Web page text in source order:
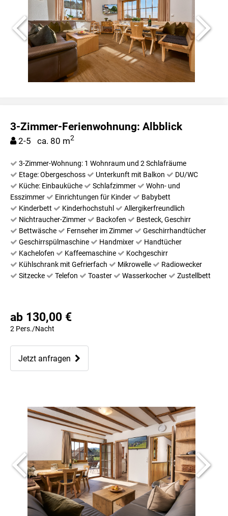
3-Zimmer-Ferienwohnung: Albblick
2-5 ca. 80 m2
3-Zimmer-Wohnung: 1 Wohnraum und 2 Schlafräume
Etage: Obergeschoss
Unterkunft mit Balkon
DU/WC
Küche: Einbauküche
Schlafzimmer
Wohn- und
Esszimmer
Einrichtungen für Kinder
Babybett
Kinderbett
Kinderhochstuhl
Allergikerfreundlich
Nichtraucher-Zimmer
Backofen
Besteck, Geschirr
Bettwäsche
Fernseher im Zimmer
Geschirrhandtücher
Geschirrspülmaschine
Handmixer
Handtücher
Kachelofen
Kaffeemaschine
Kochgeschirr
Kühlschrank mit Gefrierfach
Mikrowelle
Radiowecker
Sitzecke
Telefon Toaster Wasserkocher Zustellbett
ab 130,00 €
2 Pers./Nacht
Jetzt anfragen